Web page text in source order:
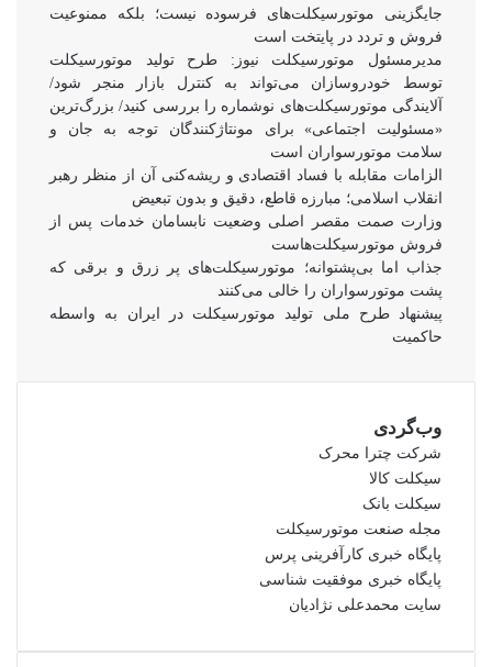
جایگزینی موتورسیکلت‌های فرسوده نیست؛ بلکه ممنوعیت
فروش و تردد در پایتخت است
مدیرمسئول موتورسیکلت نیوز: طرح تولید موتورسیکلت
توسط خودروسازان می‌تواند به کنترل بازار منجر شود/
آلایندگی موتورسیکلت‌های نوشماره را بررسی کنید/ بزرگ‌ترین
«مسئولیت اجتماعی» برای مونتاژکنندگان توجه به جان و
سلامت موتورسواران است
الزامات مقابله با فساد اقتصادی و ریشه‌کنی آن از منظر رهبر
انقلاب اسلامی؛ مبارزه قاطع، دقیق و بدون تبعیض
وزارت صمت مقصر اصلی وضعیت نابسامان خدمات پس از
فروش موتورسیکلت‌هاست
جذاب اما بی‌پشتوانه؛ موتورسیکلت‌های پر زرق‌ و برقی که
پشت موتورسواران را خالی می‌کنند
پیشنهاد طرح ملی تولید موتورسیکلت در ایران به واسطه
حاکمیت
وب‌گردی
شرکت چترا محرک
سیکلت کالا
سیکلت بانک
مجله صنعت موتورسیکلت
پایگاه خبری کارآفرینی پرس
پایگاه خبری موفقیت شناسی
سایت محمدعلی نژادیان